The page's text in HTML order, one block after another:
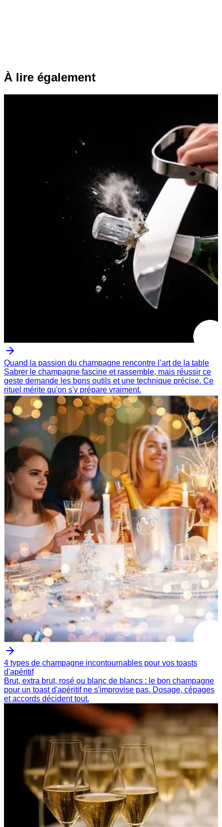
À lire également
Quand la passion du champagne rencontre l’art de la table
Sabrer le champagne fascine et rassemble, mais réussir ce
geste demande les bons outils et une technique précise. Ce
rituel mérite qu'on s'y prépare vraiment.
4 types de champagne incontournables pour vos toasts
d'apéritif
Brut, extra brut, rosé ou blanc de blancs : le bon champagne
pour un toast d'apéritif ne s'improvise pas. Dosage, cépages
et accords décident tout.